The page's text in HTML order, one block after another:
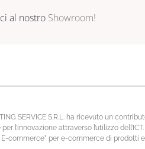
al nostro Showroom!
SERVICE S.R.L. ha ricevuto un
l’innovazione attraverso l’utilizzo
commerce” per e-commerce di prodotti